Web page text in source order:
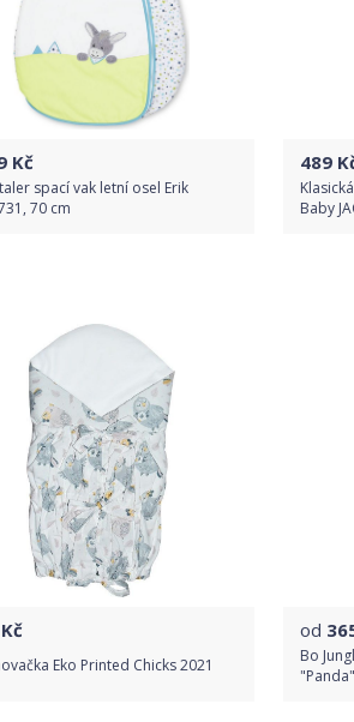
Kč
spací vak letní osel Erik
70 cm
Detail produktu
489
Baby
Kč
Eko Printed Chicks 2021
od
Bo
"Panda"